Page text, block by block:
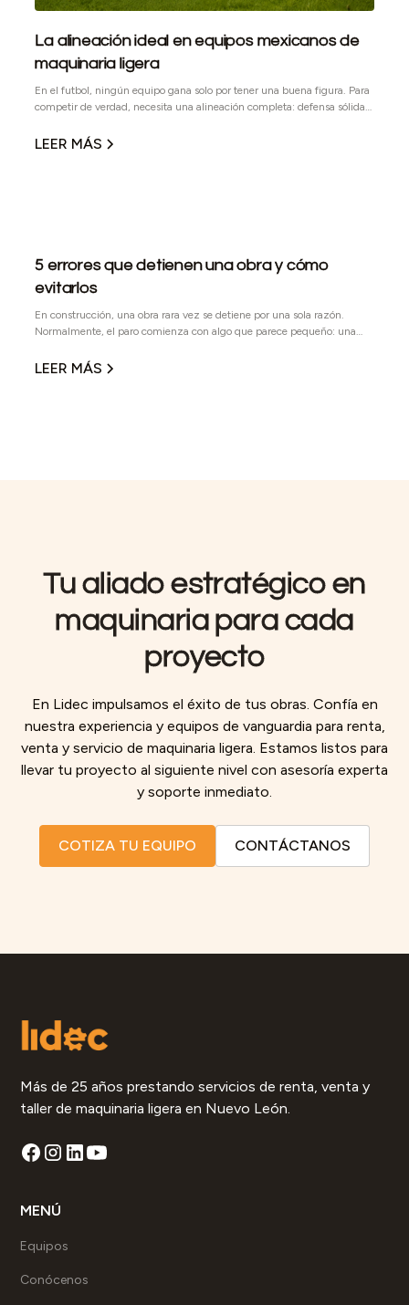
La alineación ideal en equipos mexicanos de
maquinaria ligera
En el futbol, ningún equipo gana solo por tener una buena figura. Para
competir de verdad, necesita una alineación completa: defensa sólida,
responder cuando el partido se pone complicado. En obra pasa algo
LEER MÁS
5 errores que detienen una obra y cómo
evitarlos
En construcción, una obra rara vez se detiene por una sola razón.
Normalmente, el paro comienza con algo que parece pequeño: una
no contesta o un equipo que no era el adecuado para la tarea. El
LEER MÁS
Tu aliado estratégico en
maquinaria para cada
proyecto
En Lidec impulsamos el éxito de tus obras. Confía en
nuestra experiencia y equipos de vanguardia para renta,
venta y servicio de maquinaria ligera. Estamos listos para
llevar tu proyecto al siguiente nivel con asesoría experta
y soporte inmediato.
COTIZA TU EQUIPO CONTÁCTANOS
Más de 25 años prestando servicios de renta, venta y
taller de maquinaria ligera en Nuevo León.
MENÚ
Equipos
Conócenos